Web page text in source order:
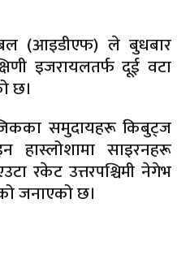
(आइडीएफ) ले बुधबार
इजरायलतर्फ दूई वटा
छ।
समुदायहरू किबुट्ज
साइरनहरू
रकेट उत्तरपश्चिमी नेगेभ
जनाएको छ।